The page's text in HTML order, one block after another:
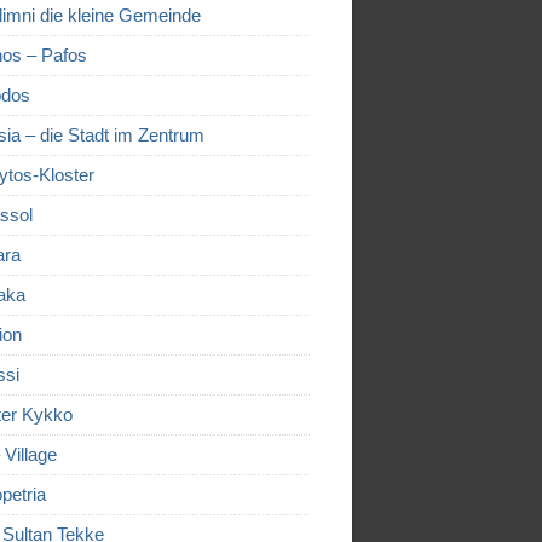
die kleine Gemeinde
– Pafos
– die Stadt im Zentrum
Kloster
Kykko
Village
Tekke